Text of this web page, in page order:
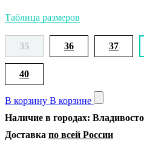
Таблица размеров
35 36 37
40
В корзину В корзине
Наличие в городах:
Доставка по всей России